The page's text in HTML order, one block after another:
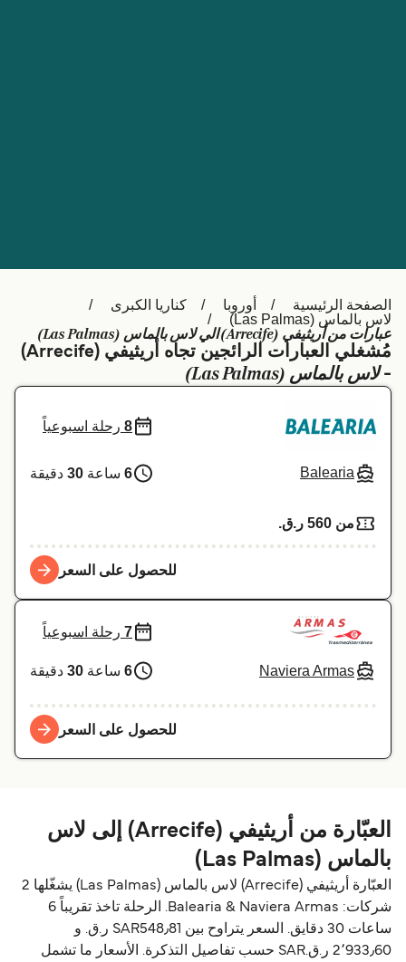
België (NL)
Ελλάδα
Belgique (FR)
Polska
Deutschland
Schweiz (DE)
Norge
Maroc (FR)
الصفحة الرئيسية أوروبا
كناريا الكبرى
لاس بالماس (Las Palmas)
عبارات من أريثيفي (Arrecife) الي لاس بالماس (Las Palmas)
مُشغلي العبارات الرائجين تجاه أريثيفي (Arrecife)
-لاس بالماس (Las Palmas)
Balearia
8 رحلة اسبوعياً
6 ساعة 30 دقيقة
من 560 ر.ق.‏
للحصول على السعر
Naviera Armas
7 رحلة اسبوعياً
6 ساعة 30 دقيقة
للحصول على السعر
العبّارة من أريثيفي (Arrecife) إلى لاس
بالماس (Las Palmas)
العبّارة أريثيفي (Arrecife) لاس بالماس (Las Palmas) يشغّلها 2
شركات: Balearia & Naviera Armas. الرحلة تاخذ تقريباً 6
ساعات 30 دقايق. السعر يتراوح بين SAR548٫81 ر.ق.‏ و
2٬933٫60 ر.ق.‏SAR حسب تفاصيل التذكرة. الأسعار ما تشمل